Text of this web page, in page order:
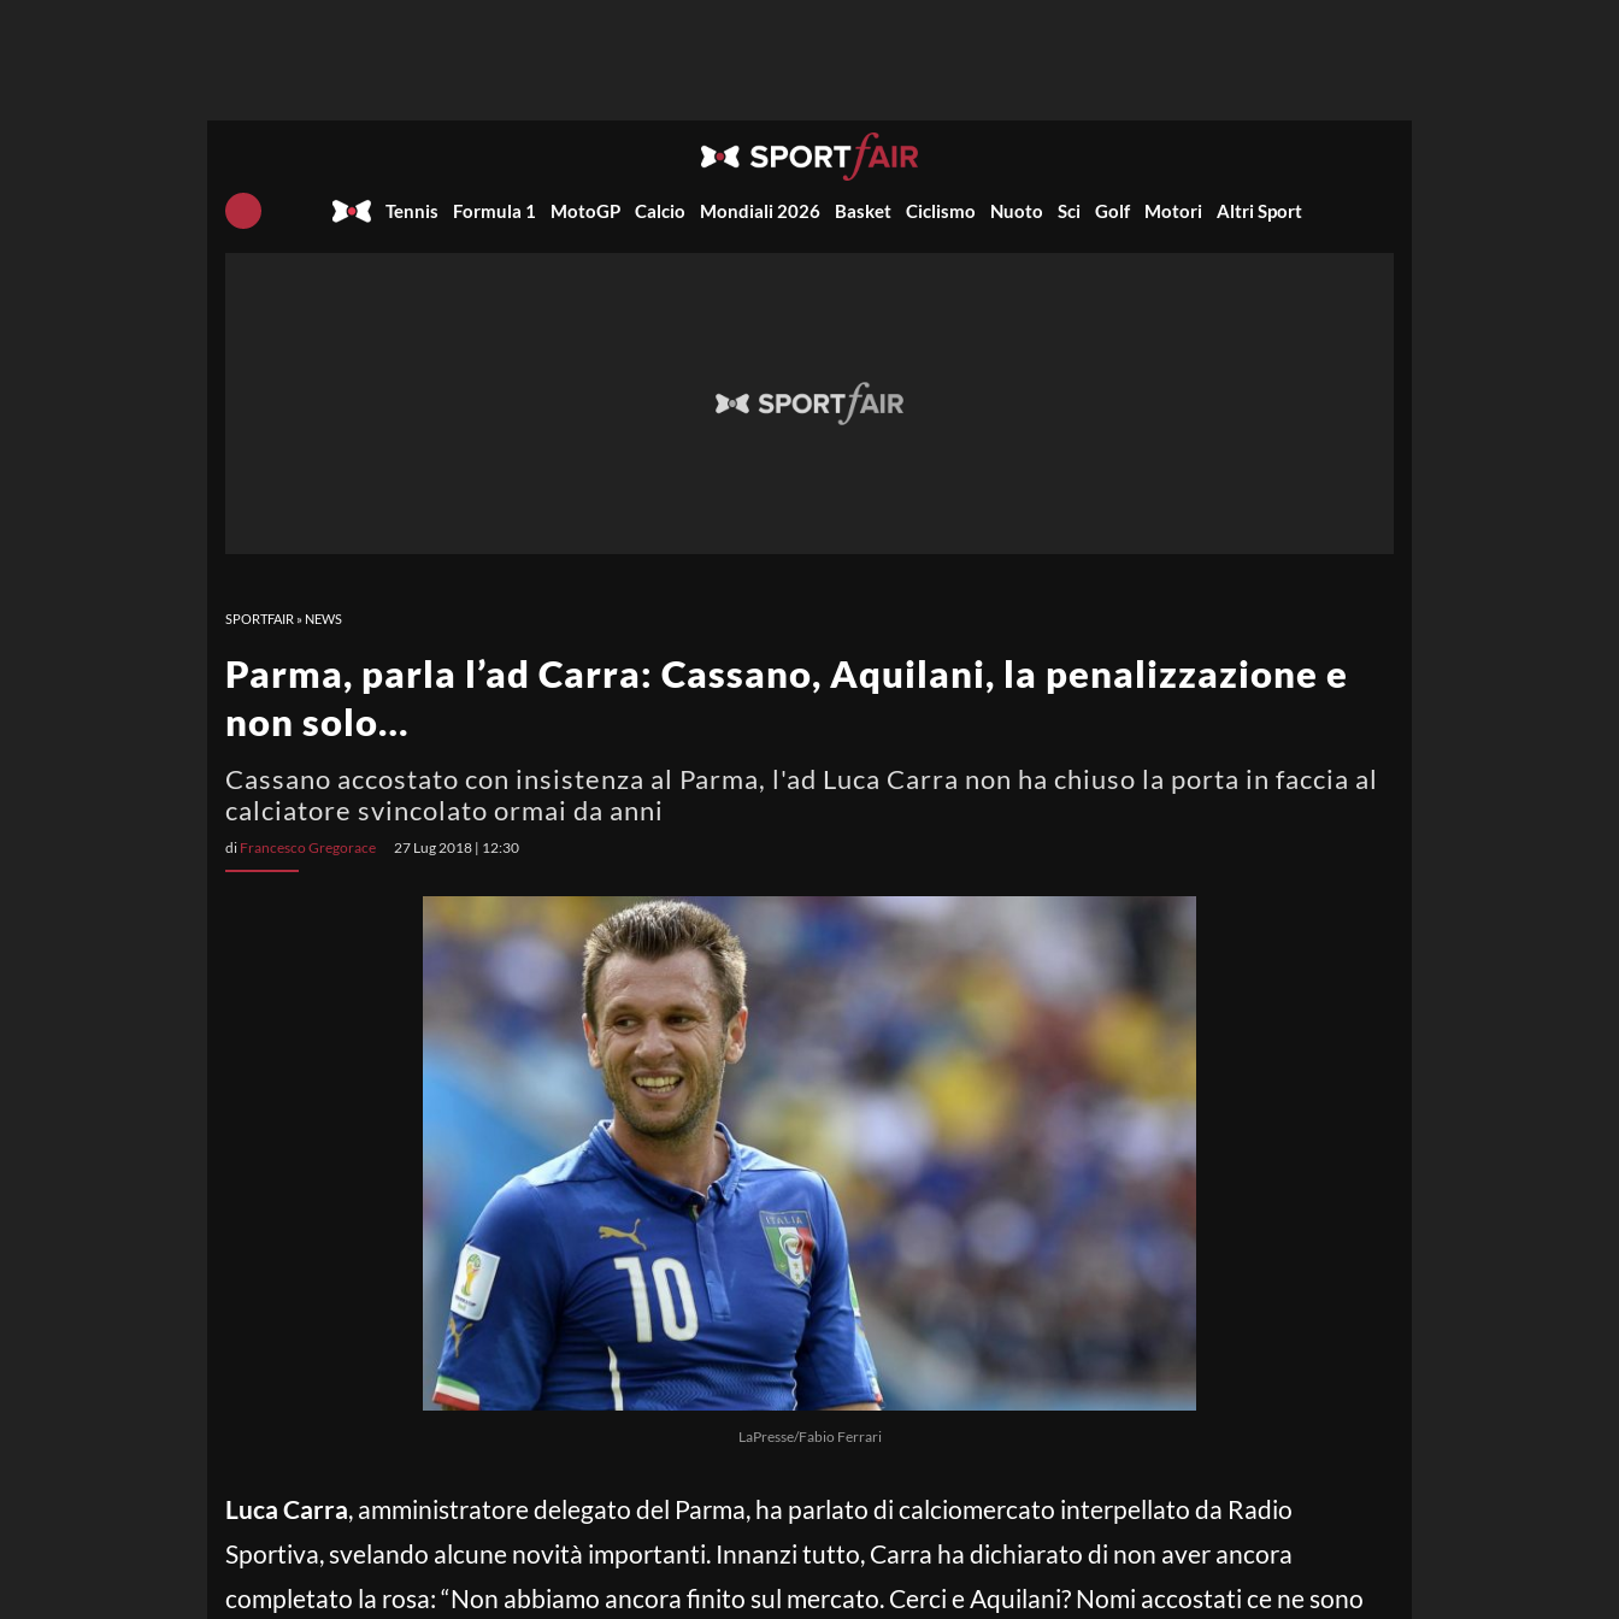
Tennis Formula 1 MotoGP Calcio Mondiali 2026 Basket Ciclismo Nuoto Sci Golf Motori Altri Sport
SPORTFAIR » NEWS
Parma, parla l’ad Carra: Cassano, Aquilani, la penalizzazione e
non solo…
Cassano accostato con insistenza al Parma, l'ad Luca Carra non ha chiuso la porta in faccia al
calciatore svincolato ormai da anni
di Francesco Gregorace 27 Lug 2018 | 12:30
LaPresse/Fabio Ferrari
Luca Carra, amministratore delegato del Parma, ha parlato di calciomercato interpellato da Radio
Sportiva, svelando alcune novità importanti. Innanzi tutto, Carra ha dichiarato di non aver ancora
completato la rosa: “Non abbiamo ancora finito sul mercato. Cerci e Aquilani? Nomi accostati ce ne sono